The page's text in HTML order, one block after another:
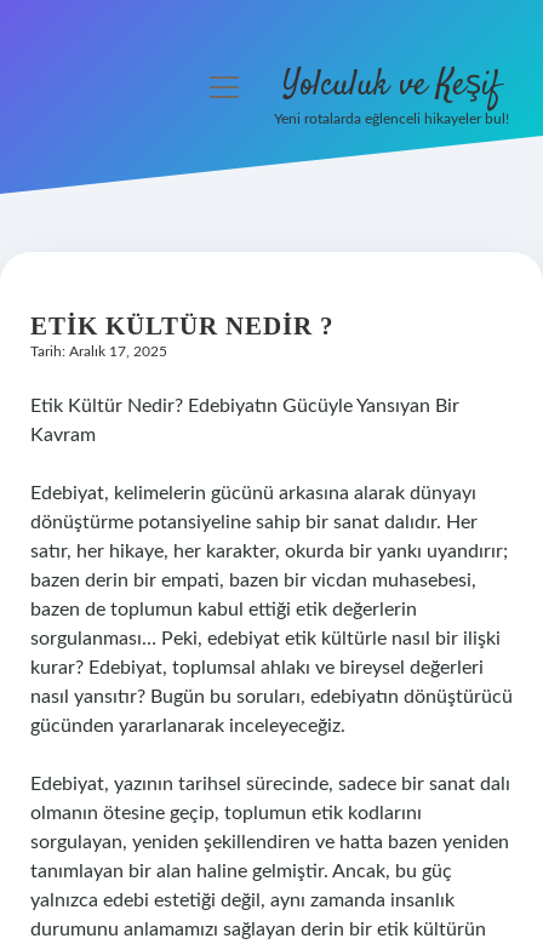
Hakkımızda
menüyü Yolculuk ve Keşif
Yeni rotalarda eğlenceli hikayeler bul!
ETIK KÜLTÜR NEDIR ?
Tarih: Aralık 17, 2025
Etik Kültür Nedir? Edebiyatın Gücüyle Yansıyan Bir
Kavram
Edebiyat, kelimelerin gücünü arkasına alarak dünyayı
dönüştürme potansiyeline sahip bir sanat dalıdır. Her
satır, her hikaye, her karakter, okurda bir yankı uyandırır;
bazen derin bir empati, bazen bir vicdan muhasebesi,
bazen de toplumun kabul ettiği etik değerlerin
sorgulanması… Peki, edebiyat etik kültürle nasıl bir ilişki
kurar? Edebiyat, toplumsal ahlakı ve bireysel değerleri
nasıl yansıtır? Bugün bu soruları, edebiyatın dönüştürücü
gücünden yararlanarak inceleyeceğiz.
Edebiyat, yazının tarihsel sürecinde, sadece bir sanat dalı
olmanın ötesine geçip, toplumun etik kodlarını
sorgulayan, yeniden şekillendiren ve hatta bazen yeniden
tanımlayan bir alan haline gelmiştir. Ancak, bu güç
yalnızca edebi estetiği değil, aynı zamanda insanlık
durumunu anlamamızı sağlayan derin bir etik kültürün